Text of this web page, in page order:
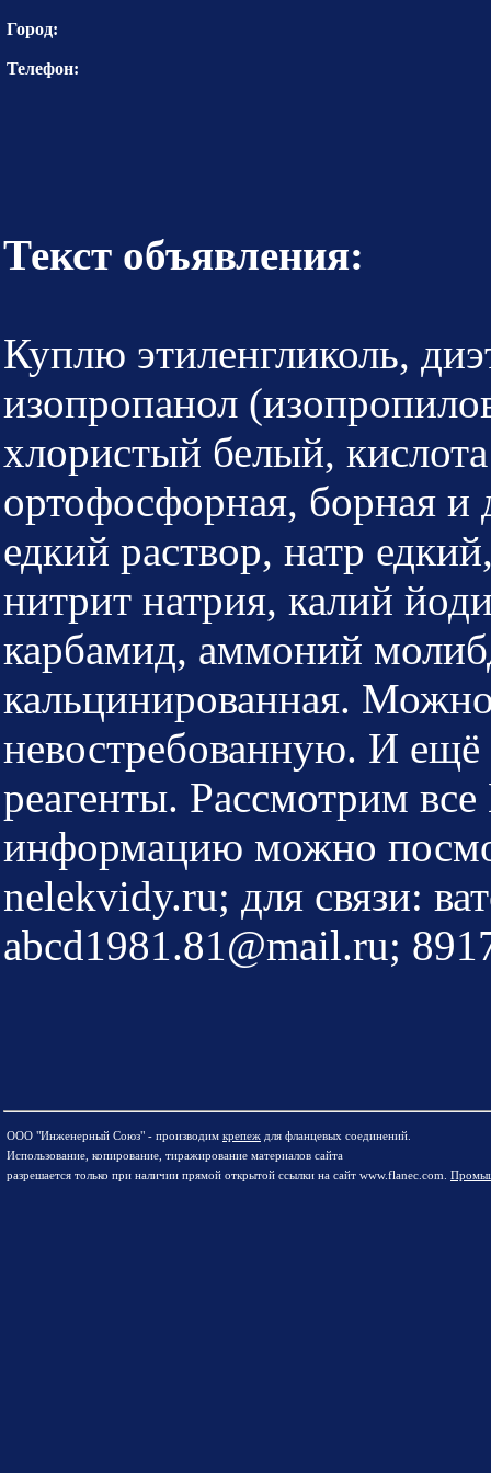
Город:
Телефон:
Текст объявления:
Куплю этиленгликоль,
изопропанол
хлористый белый,
ортофосфорная, борная и
едкий раствор, натр
нитрит натрия, калий
карбамид, аммоний
кальцинированная.
невостребованную. И
реагенты. Рассмотрим
информацию можно
nelekvidy.ru; для связи:
abcd1981.81@mail.ru;
ООО "Инженерный Союз" - производим крепеж для фланцевых соединений.
Использование, копирование, тиражирование материалов сайта
разрешается только при наличии прямой открытой ссылки на сайт www.flanec.com.